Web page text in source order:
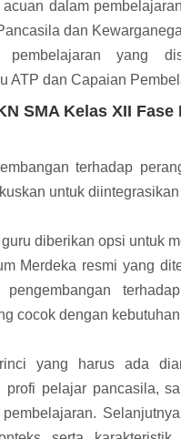
dalam
dan
pembelajaran yang
ATP dan Capaian
SMA Kelas XII
terhadap
untuk
diberikan opsi untuk
Merdeka resmi yang
cocok dengan
yang harus ada
profi pelajar pancasila,